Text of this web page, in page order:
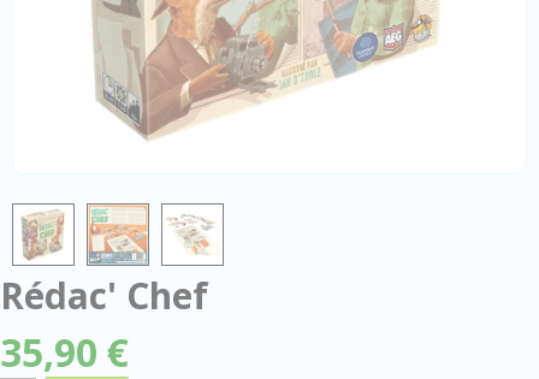
Rédac' Chef
35,90 €